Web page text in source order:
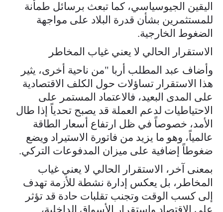
اليقين الجيوسياسي، كما تبعث برسائل طمأنة
للمستثمرين بشأن قدرة البلاد على مواجهة
الضغوط الخارجية.
الاستقرار الحالي لا يعني غياب المخاطر
وأضاف عبد المطلب أربا "من ناحية أخرى، يثير
هذا الاستقرار تساؤلات حول الكلف الاقتصادية
على المدى البعيد، فالاعتماد المستمر على
الاحتياطيات لدعم العملة قد يصبح تحدياً إذا طال
الأمد، خصوصاً في ظل ارتفاع أسعار الطاقة
عالمياً، وهو ما يزيد من فاتورة الاستيراد ويضع
ضغوطاً إضافية على ميزان المدفوعات التركي.
بمعنى آخر، الاستقرار الحالي لا يعني غياب
المخاطر، بل يعكس إدارة نشطة للأزمة تهدف
إلى كسب الوقت وتجنب تقلبات حادة قد تؤثر
على الاقتصاد واستقرار الأسواق الداخلية،